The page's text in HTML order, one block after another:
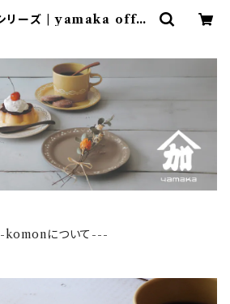
リーズ | yamaka offic
komonについて---